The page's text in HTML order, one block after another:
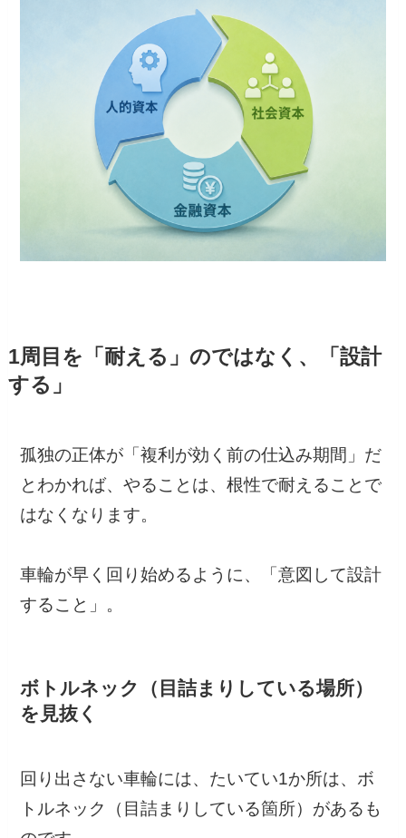
1周目を「耐える」のではなく、「設計
する」
孤独の正体が「複利が効く前の仕込み期間」だ
とわかれば、やることは、根性で耐えることで
はなくなります。
車輪が早く回り始めるように、「意図して設計
すること」。
ボトルネック（目詰まりしている場所）
を見抜く
回り出さない車輪には、たいてい1か所は、ボ
トルネック（目詰まりしている箇所）があるも